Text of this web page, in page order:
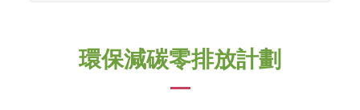
環保減碳零排放計劃